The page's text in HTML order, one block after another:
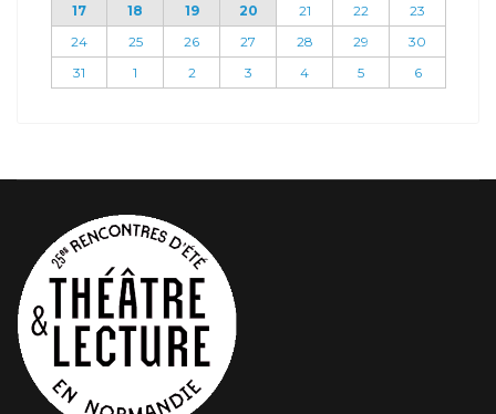
17
18 19 20 21 22
23
24
25 26 27 28 29
30
31
1 2 3 4 5 6